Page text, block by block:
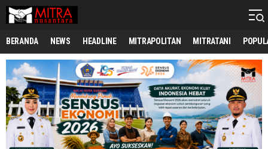
mitranusantara.id
Mitranya Masyarakat Indonesia
BERANDA NEWS HEADLINE MITRAPOLITAN MITRATANI